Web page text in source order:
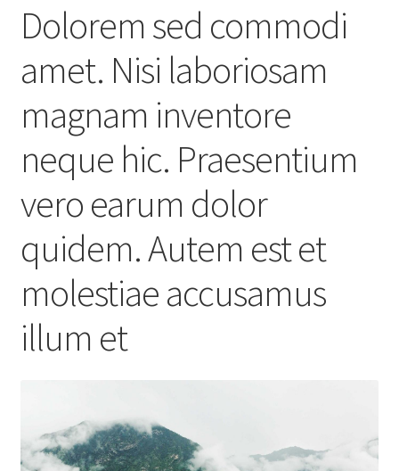
Dolorem sed commodi
amet. Nisi laboriosam
magnam inventore
neque hic. Praesentium
vero earum dolor
quidem. Autem est et
molestiae accusamus
illum et